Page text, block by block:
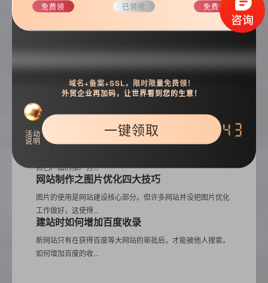
热门推荐
网站结构设计对SEO的影响有哪些
优化网站结构设计是更好的网站SEO优化的前提。如果是一个
强大的结构设计...
网站优化之小心首页排名陷阱
很多站点跌入“首页排名陷阱”就是只做首页的关键词优化，内
容页几乎无权重...
企业网络营销推广优化的六大技巧
自己产品的推广方...
网站制作之图片优化四大技巧
图片的使用是网站建设核心部分。但许多网站并没把图片优化
工作做好，这使得...
建站时如何增加百度收录
新网站只有在获得百度等大网站的审批后，才能被他人搜索。
如何增加百度的收...
免费领 已领完 免费领
活动
说明
域名+备案+SSL，限时限量免费领！
外贸企业再加码，让世界看到您的生意！
一键领取 42